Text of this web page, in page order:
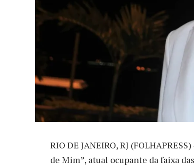
RIO DE JANEIRO, RJ
de Mim”, atual ocupante da faixa